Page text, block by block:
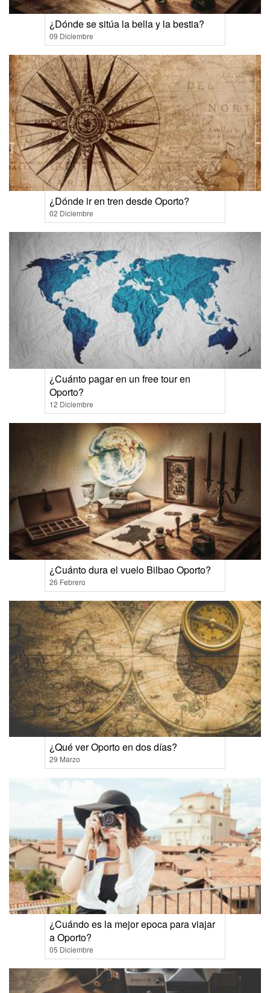
¿Dónde se sitúa la bella y la bestia?
09 Diciembre
¿Dónde ir en tren desde Oporto?
02 Diciembre
¿Cuánto pagar en un free tour en
Oporto?
12 Diciembre
¿Cuánto dura el vuelo Bilbao Oporto?
26 Febrero
¿Qué ver Oporto en dos días?
29 Marzo
¿Cuándo es la mejor epoca para viajar
a Oporto?
05 Diciembre